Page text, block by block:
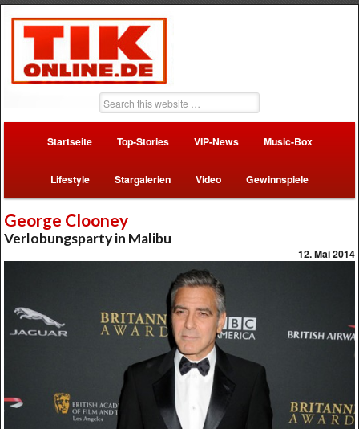
Startseite Top-Stories VIP-News Music-Box
Lifestyle Stargalerien Video Gewinnspiele
George Clooney
Verlobungsparty in Malibu
12. Mai 2014